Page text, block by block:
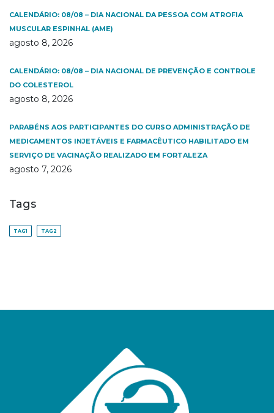
CALENDÁRIO: 08/08 – DIA NACIONAL DA PESSOA COM ATROFIA
MUSCULAR ESPINHAL (AME)
agosto 8, 2026
CALENDÁRIO: 08/08 – DIA NACIONAL DE PREVENÇÃO E CONTROLE
DO COLESTEROL
agosto 8, 2026
PARABÉNS AOS PARTICIPANTES DO CURSO ADMINISTRAÇÃO DE
MEDICAMENTOS INJETÁVEIS E FARMACÊUTICO HABILITADO EM
SERVIÇO DE VACINAÇÃO REALIZADO EM FORTALEZA
agosto 7, 2026
Tags
TAG1 TAG2